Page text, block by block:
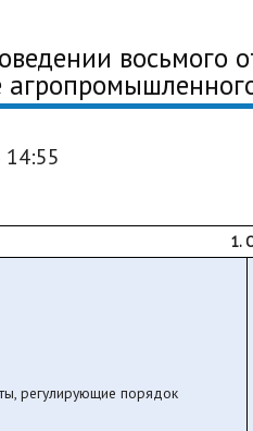
восьмого
14:55
1.
регулирующие порядок